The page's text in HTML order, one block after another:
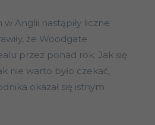
Anglii nastąpiły liczne
że Woodgate
przez ponad rok. Jak się
nie warto było czekać,
okazał się istnym